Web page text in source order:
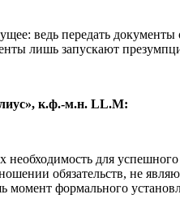
ведь передать
лишь запускают
к.ф.-м.н. LL.M:
для
обязательств, не
формального